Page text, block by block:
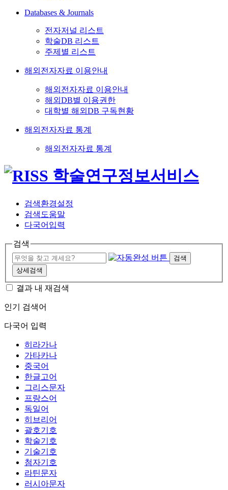
Databases & Journals
전자저널 리스트
학술DB 리스트
주제별 리스트
해외전자자료 이용안내
해외전자자료 이용안내
해외DB별 이용권한
대학별 해외DB 구독현황
해외전자자료 통계
해외전자자료 통계
검색환경설정
검색도움말
다국어입력
검색
검색
상세검색
결과 내 재검색
인기 검색어
다국어 입력
히라가나
가타카나
중국어
한글고어
그리스문자
프랑스어
독일어
히브리어
괄호기호
학술기호
기술기호
첨자기호
라틴문자
러시아문자